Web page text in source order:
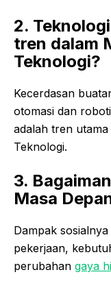
2.
tren dalam
Teknologi?
Kecerdasan
otomasi dan
adalah tren
Teknologi.
3.
Masa
Dampak
pekerjaan,
perubahan gaya